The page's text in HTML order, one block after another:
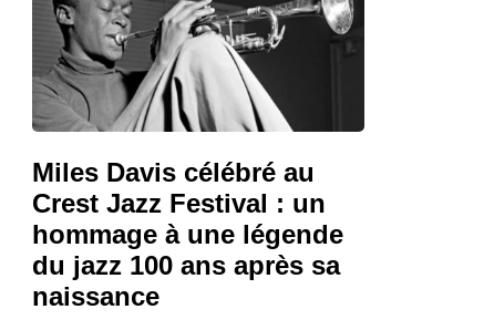
Miles Davis célébré au
Crest Jazz Festival : un
hommage à une légende
du jazz 100 ans après sa
naissance